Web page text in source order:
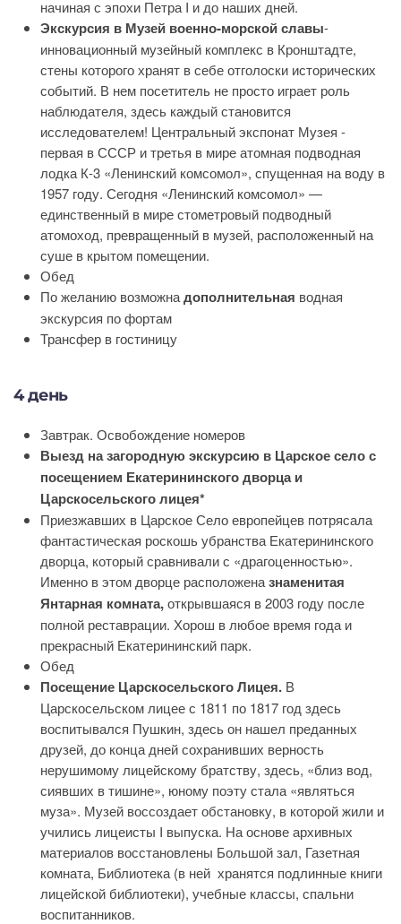
начиная с эпохи Петра I и до наших дней.
Экскурсия в Музей военно-морской славы-
инновационный музейный комплекс в Кронштадте,
стены которого хранят в себе отголоски исторических
событий. В нем посетитель не просто играет роль
наблюдателя, здесь каждый становится
исследователем! Центральный экспонат Музея -
первая в СССР и третья в мире атомная подводная
лодка К-3 «Ленинский комсомол», спущенная на воду в
1957 году. Сегодня «Ленинский комсомол» —
единственный в мире стометровый подводный
атомоход, превращенный в музей, расположенный на
суше в крытом помещении.
Обед
По желанию возможнадополнительная водная
экскурсия по фортам
Трансфер в гостиницу
4 день
Завтрак. Освобождение номеров
Выезд на загородную экскурсию в Царское село с
посещением Екатерининского дворца и
Царскосельского лицея*
Приезжавших в Царское Село европейцев потрясала
фантастическая роскошь убранства Екатерининского
дворца, который сравнивали с «драгоценностью».
Именно в этом дворце расположеназнаменитая
Янтарная комната,открывшаяся в 2003 году после
полной реставрации. Хорош в любое время года и
прекрасный Екатерининский парк.
Обед
Посещение Царскосельского Лицея. В
Царскосельском лицее с 1811 по 1817 год здесь
воспитывался Пушкин, здесь он нашел преданных
друзей, до конца дней сохранивших верность
нерушимому лицейскому братству, здесь, «близ вод,
сиявших в тишине», юному поэту стала «являться
муза». Музей воссоздает обстановку, в которой жили и
учились лицеисты I выпуска. На основе архивных
материалов восстановлены Большой зал, Газетная
комната, Библиотека (в ней хранятся подлинные книги
лицейской библиотеки), учебные классы, спальни
воспитанников.